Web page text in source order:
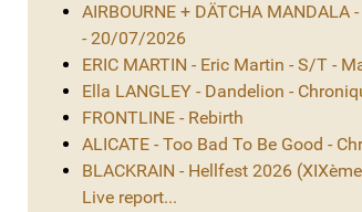
AIRBOURNE + DÄTCHA
- 20/07/2026
ERIC MARTIN - Eric Martin - S/T -
Ella LANGLEY - Dandelion -
FRONTLINE - Rebirth
ALICATE - Too Bad To Be Good -
BLACKRAIN - Hellfest 2026
Live report...